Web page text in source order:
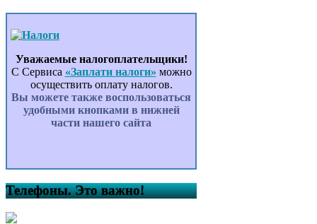
Уважаемые налогоплательщики!
С Сервиса «Заплати налоги» можно
осуществить оплату налогов.
Вы можете также воспользоваться
удобными кнопками в нижней
части нашего сайта
Телефоны. Это важно!